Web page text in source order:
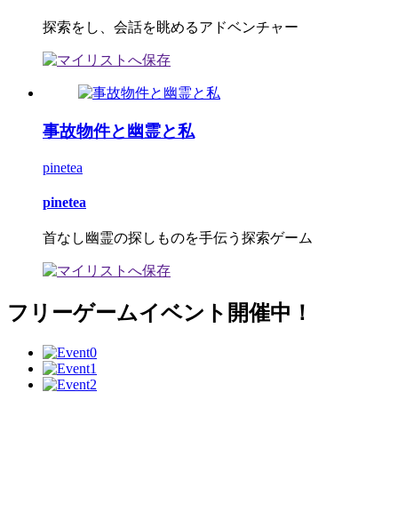
探索をし、会話を眺めるアドベンチャー
事故物件と幽霊と私
pinetea
pinetea
首なし幽霊の探しものを手伝う探索ゲーム
フリーゲームイベント開催中！